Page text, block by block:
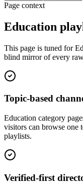
Page context
Education
This page is tuned for
blind mirror of every
Topic-based
Education category
visitors can browse one
playlists.
Verified-first